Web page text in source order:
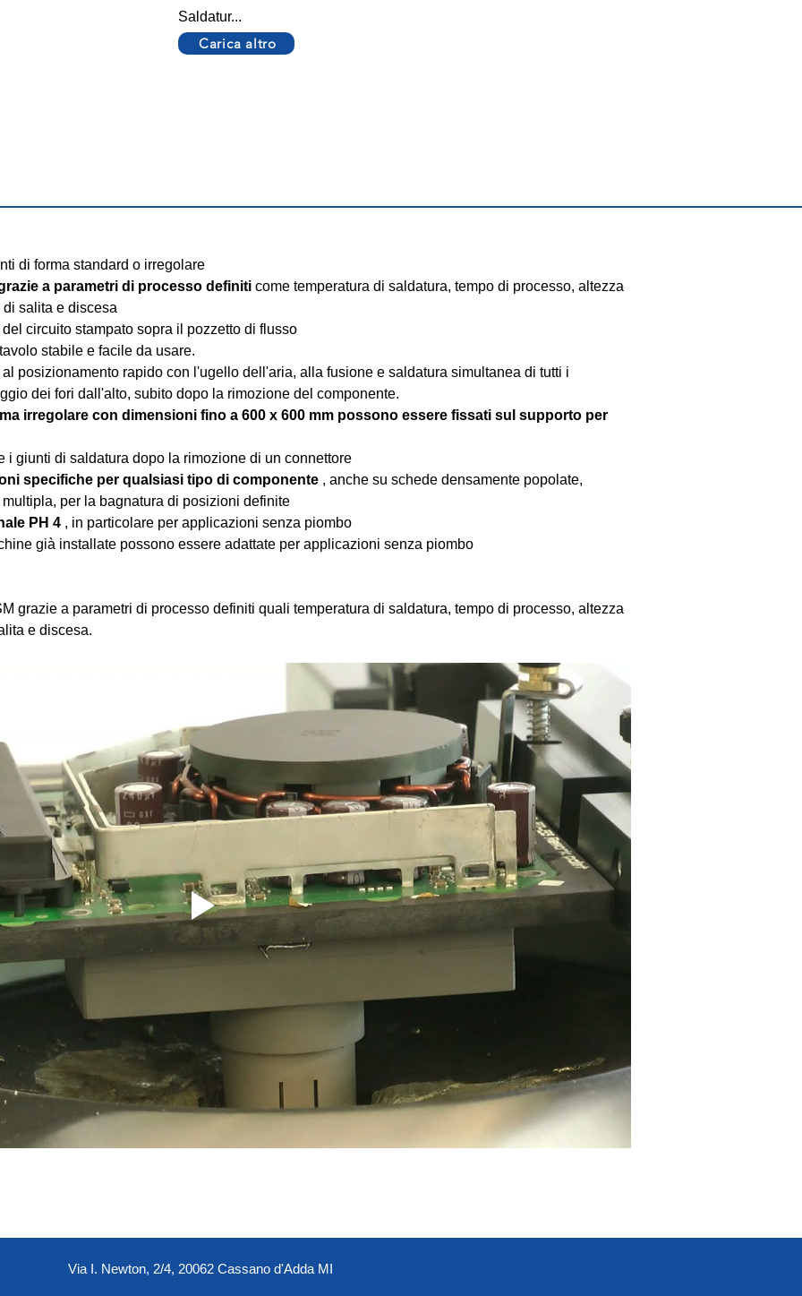
Saldatur...
Carica altro
di forma standard o irregolare
a parametri di processo definiti come temperatura di saldatura, tempo di processo, altezza
salita e discesa
del circuito stampato sopra il pozzetto di flusso
stabile e facile da usare.
posizionamento rapido con l'ugello dell'aria, alla fusione e saldatura simultanea di tutti i
dei fori dall'alto, subito dopo la rimozione del componente.
irregolare con dimensioni fino a 600 x 600 mm possono essere fissati sul supporto per
i giunti di saldatura dopo la rimozione di un connettore
specifiche per qualsiasi tipo di componente , anche su schede densamente popolate,
per la bagnatura di posizioni definite
PH 4 , in particolare per applicazioni senza piombo
già installate possono essere adattate per applicazioni senza piombo
grazie a parametri di processo definiti quali temperatura di saldatura, tempo di processo, altezza
e discesa.
Via I. Newton, 2/4, 20062 Cassano d'Adda MI